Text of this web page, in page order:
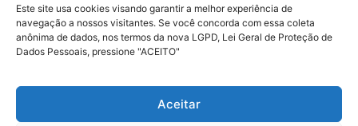
Este site usa cookies visando garantir a melhor experiência de
navegação a nossos visitantes. Se você concorda com essa coleta
anônima de dados, nos termos da nova LGPD, Lei Geral de Proteção de
Dados Pessoais, pressione "ACEITO"
Aceitar
Porto Seguro.